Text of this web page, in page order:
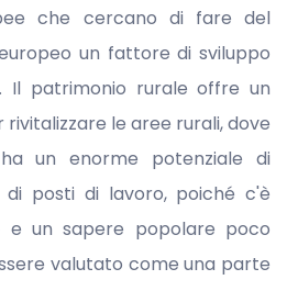
che cercano di fare del
un fattore di sviluppo
Il patrimonio rurale offre un
le aree rurali, dove
un enorme potenziale di
posti di lavoro, poiché c'è
e un sapere popolare poco
valutato come una parte